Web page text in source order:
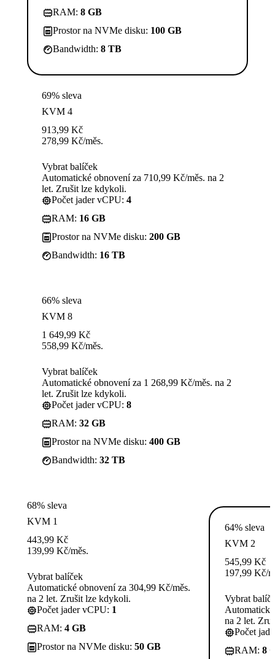
RAM: 8 GB
Prostor na NVMe disku: 100 GB
Bandwidth: 8 TB
69% sleva
KVM 4
913,99 Kč
278,99 Kč/měs.
Vybrat balíček
Automatické obnovení za 710,99 Kč/měs. na 2
let. Zrušit lze kdykoli.
Počet jader vCPU: 4
RAM: 16 GB
Prostor na NVMe disku: 200 GB
Bandwidth: 16 TB
66% sleva
KVM 8
1 649,99 Kč
558,99 Kč/měs.
Vybrat balíček
Automatické obnovení za 1 268,99 Kč/měs. na 2
let. Zrušit lze kdykoli.
Počet jader vCPU: 8
RAM: 32 GB
Prostor na NVMe disku: 400 GB
Bandwidth: 32 TB
68% sleva
KVM 1
443,99 Kč
139,99 Kč/měs.
Vybrat balíček
Automatické obnovení za 304,99 Kč/měs.
na 2 let. Zrušit lze kdykoli.
Počet jader vCPU: 1
RAM: 4 GB
Prostor na NVMe disku: 50 GB
64% sleva
KVM 2
545,99 Kč
197,99 Kč/
Vybrat
na 2 let.
Počet
RAM: 8